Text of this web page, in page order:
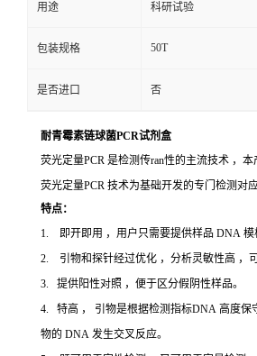
用途 科研试验
包装规格 50T
是否进口 否
耐青霉素链球菌PCR试剂盒
荧光定量PCR 是检测传ran性的主流技术 ，
荧光定量PCR 技术为基础开发的专门检测对
特点：
1. 即开即用 ，用户只需要提供样品 DNA 模
2. 引物和探针经过优化 ，分析灵敏性高 ，可
3. 提供阳性对照 ，便于区分假阴性样品。
4. 特高 ， 引物是根据检测指标DNA 高度保
物的 DNA 发生交叉反应。